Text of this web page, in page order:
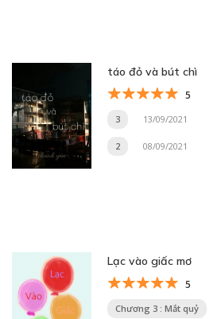
táo đỏ và bút chì
5
3 13/09/2021
2 08/09/2021
Lạc vào giấc mơ
5
Chương 3 : Mắt quỷ